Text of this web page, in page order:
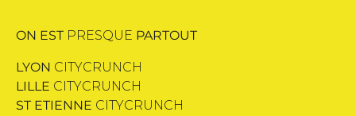
ON EST PRESQUE PARTOUT
LYON CITYCRUNCH
LILLE CITYCRUNCH
ST ETIENNE CITYCRUNCH